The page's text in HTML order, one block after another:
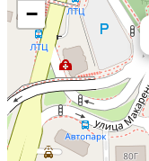
−